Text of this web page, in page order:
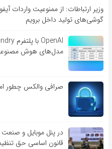
وزیر ارتباطات: از ممنوعیت واردات
گوشی‌های تولید داخل برویم
مدل‌های هوش
صرافی والکس چطور
قانون اساسی حق